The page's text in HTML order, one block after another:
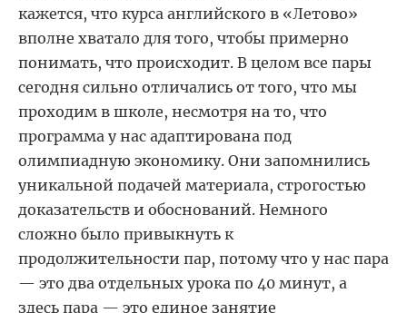
кажется, что курса английского в «Летово»
вполне хватало для того, чтобы примерно
понимать, что происходит. В целом все пары
сегодня сильно отличались от того, что мы
проходим в школе, несмотря на то, что
программа у нас адаптирована под
олимпиадную экономику. Они запомнились
уникальной подачей материала, строгостью
доказательств и обоснований. Немного
сложно было привыкнуть к
продолжительности пар, потому что у нас пара
— это два отдельных урока по 40 минут, а
здесь пара — это единое занятие